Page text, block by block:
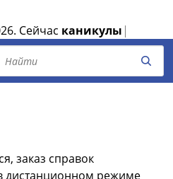
Сейчас каникулы |
заказ справок
дистанционном режиме